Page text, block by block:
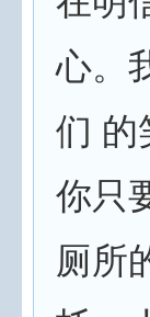
心。
们
你只
厕所